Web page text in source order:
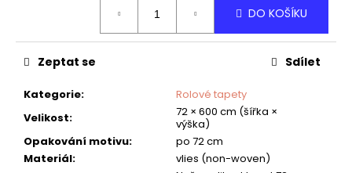
DO KOŠÍKU
Kategorie:
Rolové tapety
Velikost:
72 × 600 cm (šířka ×
výška)
Opakování motivu:
po 72 cm
Materiál: vlies (non-woven)
Zeptat se Sdílet
o
p
u
č
u